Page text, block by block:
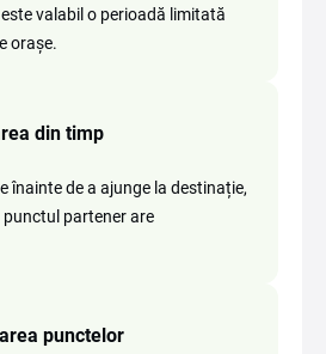
valabil o perioadă limitată
orașe.
din timp
înainte de a ajunge la destinație,
partener are
punctelor